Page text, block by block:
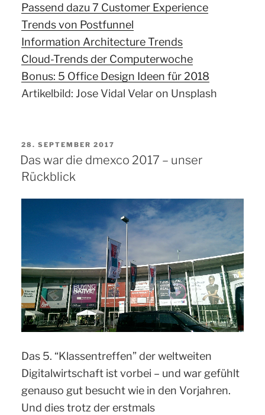
Passend dazu 7 Customer Experience
Trends von Postfunnel
Information Architecture Trends
Cloud-Trends der Computerwoche
Bonus: 5 Office Design Ideen für 2018
Artikelbild: Jose Vidal Velar on Unsplash
VERÖFFENTLICHT
AM
28. SEPTEMBER 2017
Das war die dmexco 2017 – unser
Rückblick
Das 5. “Klassentreffen” der weltweiten
Digitalwirtschaft ist vorbei – und war gefühlt
genauso gut besucht wie in den Vorjahren.
Und dies trotz der erstmals